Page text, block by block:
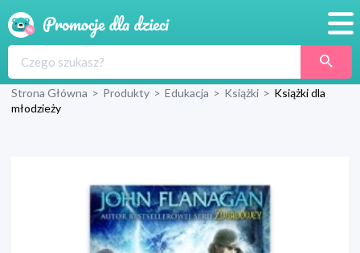
Produkty
Wyprawka
Strona Główna > Produkty > Edukacja > Książki > Książki dla
młodzieży